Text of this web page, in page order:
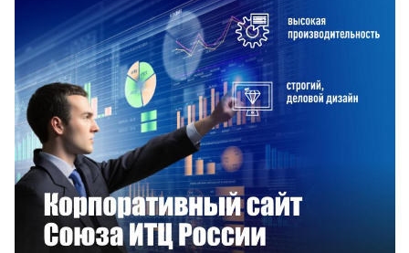
Смотреть проект